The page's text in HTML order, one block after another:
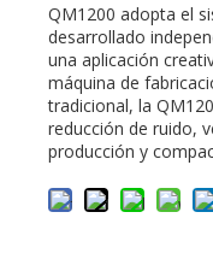
QM1200 adopta el
desarrollado
una aplicación
máquina de
tradicional, la
reducción de ruido,
producción y